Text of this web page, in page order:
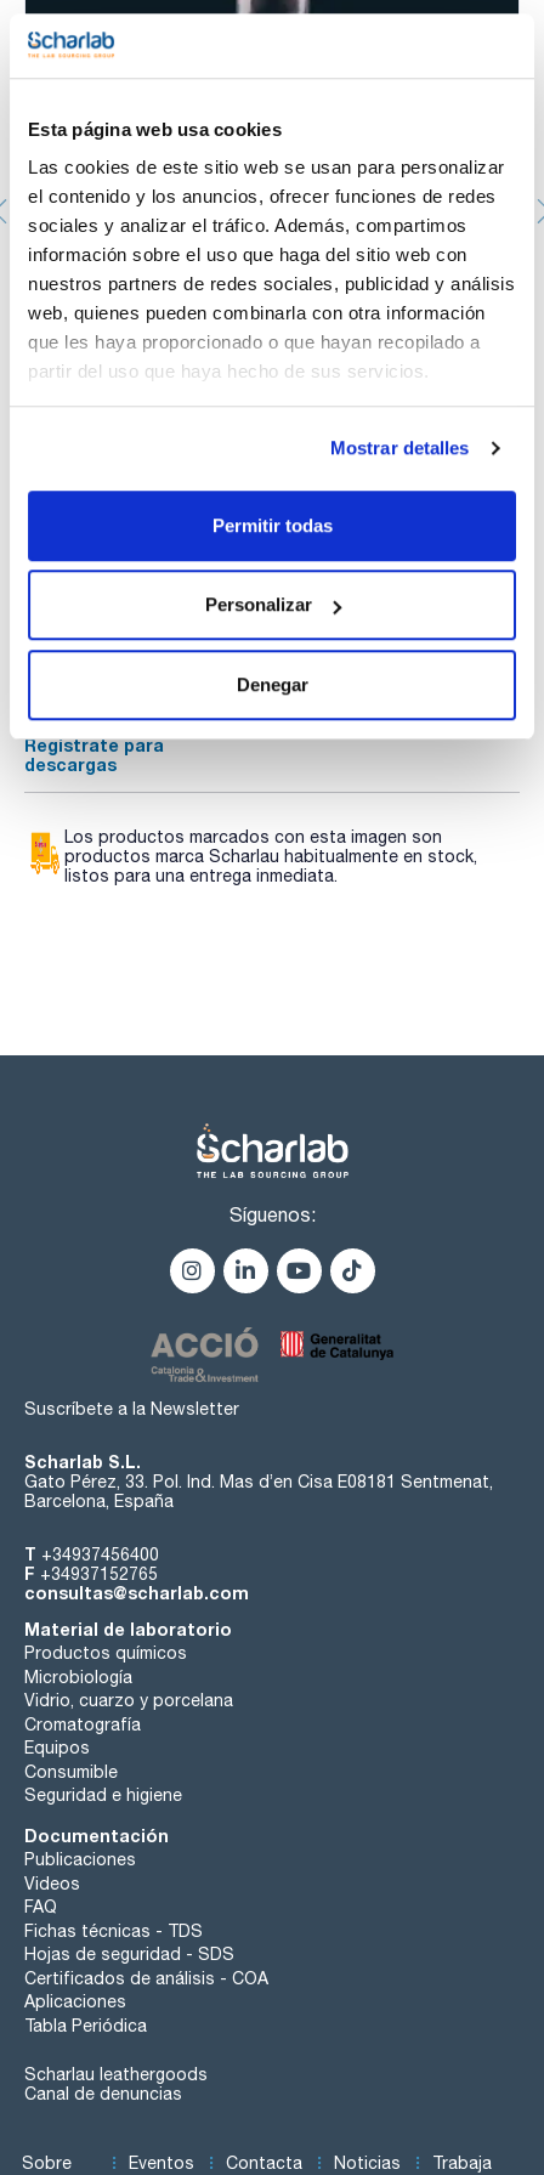
Esta página web usa cookies
Las cookies de este sitio web se usan para personalizar
el contenido y los anuncios, ofrecer funciones de redes
sociales y analizar el tráfico. Además, compartimos
información sobre el uso que haga del sitio web con
nuestros partners de redes sociales, publicidad y análisis
web, quienes pueden combinarla con otra información
que les haya proporcionado o que hayan recopilado a
partir del uso que haya hecho de sus servicios.
Mostrar detalles
Permitir todas
Personalizar
Denegar
Macho con cabeza roscada GL, con tapón y junta, para
termómetro ó tubo. SCHARLAU. Macho: 14/23. Ø (mm):
GL 14 de 5,5 a 7mm
073-000619
Envase
: x u.
Disponibilidad:Ver stock
Documentación técnica
descargas
Regístrate para
descargas
Los productos marcados con esta imagen son
productos marca Scharlau habitualmente en stock,
listos para una entrega inmediata.
Síguenos:
Suscríbete a la Newsletter
Scharlab S.L.
Gato Pérez, 33. Pol. Ind. Mas d’en Cisa E08181 Sentmenat,
Barcelona, España
T +34937456400
F +34937152765
consultas@scharlab.com
Material de laboratorio
Productos químicos
Microbiología
Vidrio, cuarzo y porcelana
Cromatografía
Equipos
Consumible
Seguridad e higiene
Documentación
Publicaciones
Videos
FAQ
Fichas técnicas - TDS
Hojas de seguridad - SDS
Certificados de análisis - COA
Aplicaciones
Tabla Periódica
Scharlau leathergoods
Canal de denuncias
Sobre
Eventos Contacta Noticias
Trabaja